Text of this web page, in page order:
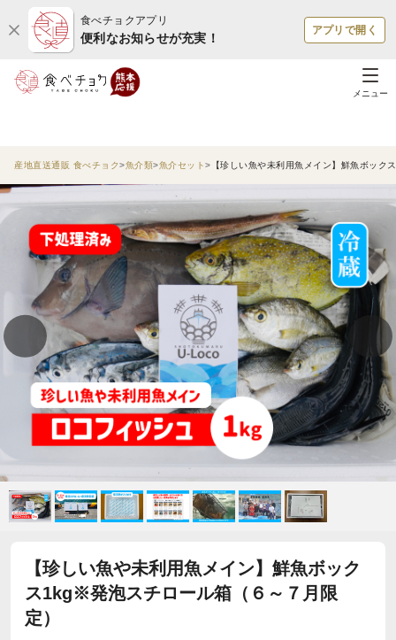
食べチョクアプリ
便利なお知らせが充実！
アプリで開く
メニュー
産地直送通販 食べチョク 魚介類 魚介セット 【珍しい魚や未利用魚メイン】鮮魚ボッ
【珍しい魚や未利用魚メイン】鮮魚ボック
ス1kg※発泡スチロール箱（６～７月限
定）